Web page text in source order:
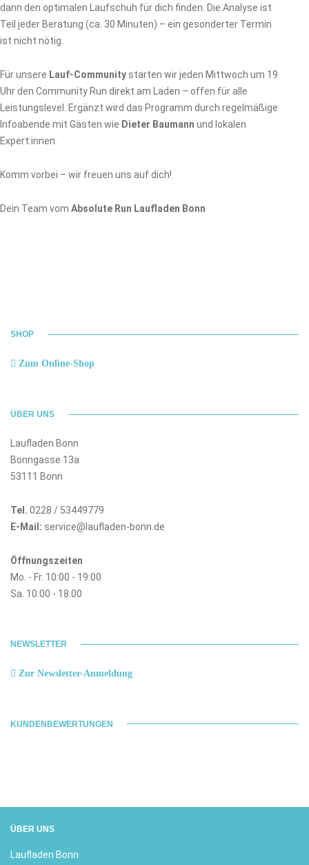
dann den optimalen Laufschuh für dich finden. Die Analyse ist
Teil jeder Beratung (ca. 30 Minuten) – ein gesonderter Termin
ist nicht nötig.
Für unsere Lauf-Community starten wir jeden Mittwoch um 19
Uhr den Community Run direkt am Laden – offen für alle
Leistungslevel. Ergänzt wird das Programm durch regelmäßige
Infoabende mit Gästen wie Dieter Baumann und lokalen
Expert:innen.
Komm vorbei – wir freuen uns auf dich!
Dein Team vom Absolute Run Laufladen Bonn
SHOP
Zum Online-Shop
ÜBER UNS
Laufladen Bonn
Bonngasse 13a
53111 Bonn
Tel. 0228 / 53449779
E-Mail: service@laufladen-bonn.de
Öffnungszeiten
Mo. - Fr. 10:00 - 19:00
Sa. 10:00 - 18:00
NEWSLETTER
Zur Newsletter-Anmeldung
KUNDENBEWERTUNGEN
ÜBER UNS
Laufladen Bonn